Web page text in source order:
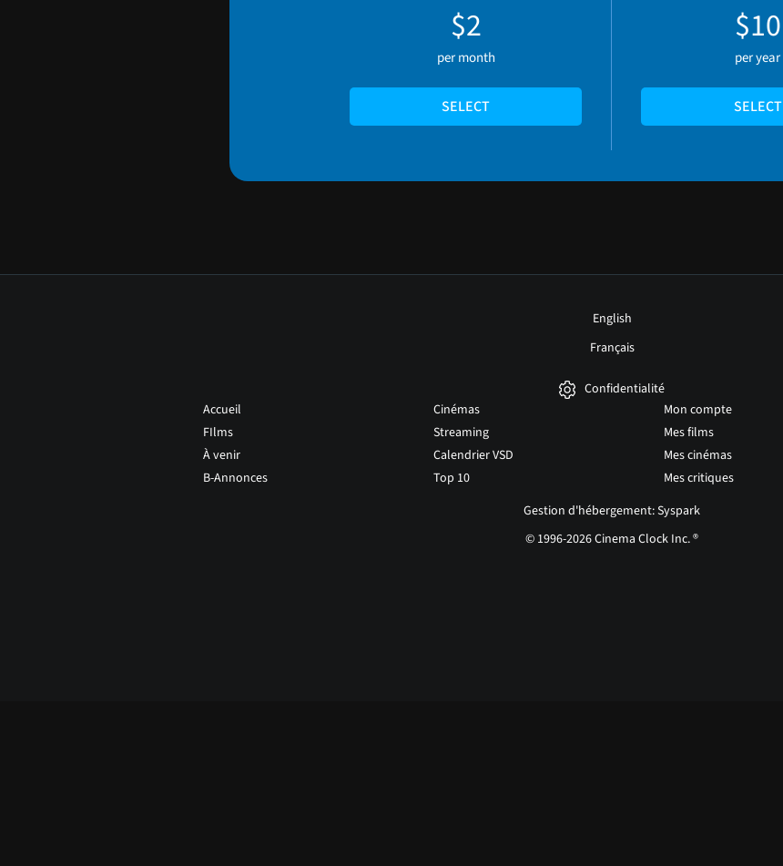
$2
per month
SELECT
$10
per year
SELECT
English
Français
Confidentialité
Accueil
FIlms
À venir
B-Annonces
Cinémas
Streaming
Calendrier VSD
Top 10
Mon compte
Mes films
Mes cinémas
Mes critiques
Gestion d'hébergement: Syspark
© 1996-2026 Cinema Clock Inc. ®